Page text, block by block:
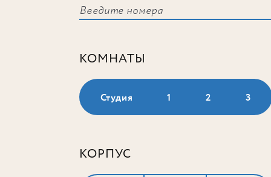
КОМНАТЫ
Студия 1 2 3
КОРПУС